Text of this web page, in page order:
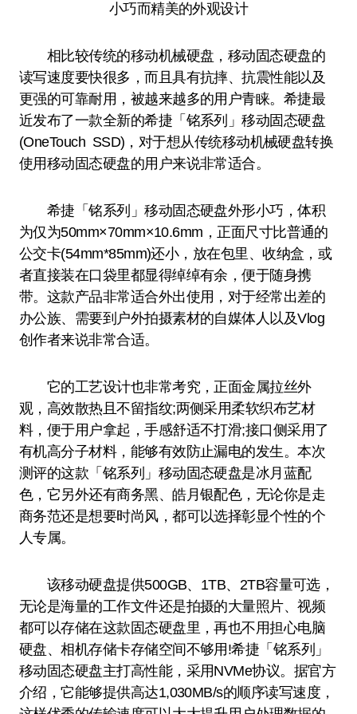
小巧而精美的外观设计
相比较传统的移动机械硬盘，移动固态硬盘的
读写速度要快很多，而且具有抗摔、抗震性能以及
更强的可靠耐用，被越来越多的用户青睐。希捷最
近发布了一款全新的希捷「铭系列」移动固态硬盘
(OneTouch SSD)，对于想从传统移动机械硬盘转换
使用移动固态硬盘的用户来说非常适合。
希捷「铭系列」移动固态硬盘外形小巧，体积
为仅为50mm×70mm×10.6mm，正面尺寸比普通的
公交卡(54mm*85mm)还小，放在包里、收纳盒，或
者直接装在口袋里都显得绰绰有余，便于随身携
带。这款产品非常适合外出使用，对于经常出差的
办公族、需要到户外拍摄素材的自媒体人以及Vlog
创作者来说非常合适。
它的工艺设计也非常考究，正面金属拉丝外
观，高效散热且不留指纹;两侧采用柔软织布艺材
料，便于用户拿起，手感舒适不打滑;接口侧采用了
有机高分子材料，能够有效防止漏电的发生。本次
测评的这款「铭系列」移动固态硬盘是冰月蓝配
色，它另外还有商务黑、皓月银配色，无论你是走
商务范还是想要时尚风，都可以选择彰显个性的个
人专属。
该移动硬盘提供500GB、1TB、2TB容量可选，
无论是海量的工作文件还是拍摄的大量照片、视频
都可以存储在这款固态硬盘里，再也不用担心电脑
硬盘、相机存储卡存储空间不够用!希捷「铭系列」
移动固态硬盘主打高性能，采用NVMe协议。据官方
介绍，它能够提供高达1,030MB/s的顺序读写速度，